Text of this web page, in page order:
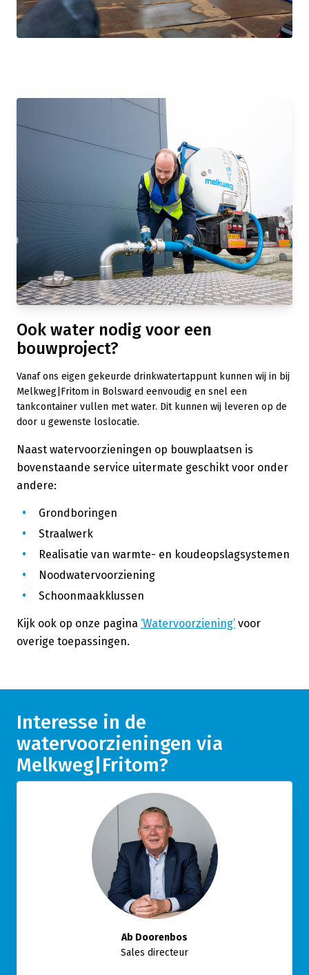
Ook water nodig voor een
bouwproject?
Vanaf ons eigen gekeurde drinkwatertappunt kunnen wij in bij
Melkweg|Fritom in Bolsward eenvoudig en snel een
tankcontainer vullen met water. Dit kunnen wij leveren op de
door u gewenste loslocatie.
Naast watervoorzieningen op bouwplaatsen is
bovenstaande service uitermate geschikt voor onder
andere:
Grondboringen
Straalwerk
Realisatie van warmte- en koudeopslagsystemen
Noodwatervoorziening
Schoonmaakklussen
Kijk ook op onze pagina ‘Watervoorziening’ voor
overige toepassingen.
Interesse in de
watervoorzieningen via
Melkweg|Fritom?
Ab Doorenbos
Sales directeur